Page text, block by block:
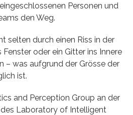
Personen und
den Weg.
selten durch einen Riss in der
oder ein Gitter ins Innere
– was aufgrund der Grösse der
ist.
and Perception Group an der
Laboratory of Intelligent